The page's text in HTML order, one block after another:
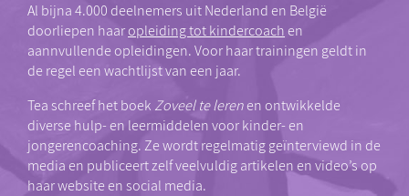
Al bijna 4.000 deelnemers uit Nederland en België
doorliepen haaropleiding tot kindercoachen
aannvullende opleidingen. Voor haar trainingen geldt in
de regel een wachtlijst van een jaar.
Tea schreef het boek Zoveel te lerenen ontwikkelde
diverse hulp- en leermiddelen voor kinder- en
jongerencoaching. Ze wordt regelmatig geïnterviewd in de
media en publiceert zelf veelvuldig artikelen en video’s op
haar website en social media.